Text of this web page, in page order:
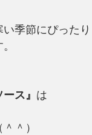
い季節にぴった
ス』 は
＾）